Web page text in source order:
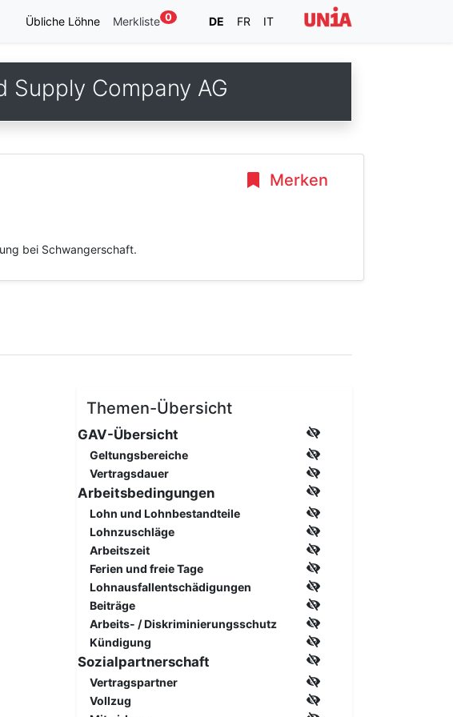
Übliche Löhne Merkliste 0 DE FR IT
Supply Company AG
Merken
bei Schwangerschaft.
Themen-Übersicht
GAV-Übersicht
Geltungsbereiche
Vertragsdauer
Arbeitsbedingungen
Lohn und Lohnbestandteile
Lohnzuschläge
Arbeitszeit
Ferien und freie Tage
Lohnausfallentschädigungen
Beiträge
Arbeits- / Diskriminierungsschutz
Kündigung
Sozialpartnerschaft
Vertragspartner
Vollzug